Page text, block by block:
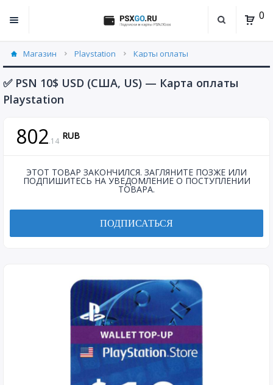
0
Магазин Playstation
Карты оплаты
United States (US) (1)
✅ PSN 10$ USD (США, US) — Карта оплаты
Playstation
802.14 RUB
ЭТОТ ТОВАР ЗАКОНЧИЛСЯ. ЗАГЛЯНИТЕ ПОЗЖЕ ИЛИ
ПОДПИШИТЕСЬ НА УВЕДОМЛЕНИЕ О ПОСТУПЛЕНИИ
ТОВАРА.
ПОДПИСАТЬСЯ